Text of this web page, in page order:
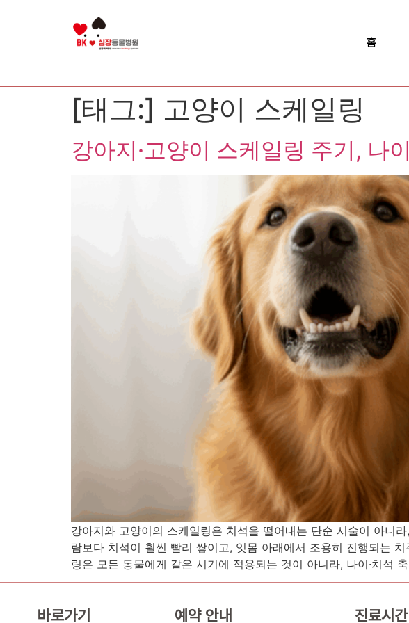
홈
[태그:] 고양이 스케일링
강아지·고양이 스케일링 주기, 나
강아지와 고양이의 스케일링은 치석을 떨어내는 단순 시술이 아니
람보다 치석이 훨씬 빨리 쌓이고, 잇몸 아래에서 조용히 진행되는
링은 모든 동물에게 같은 시기에 적용되는 것이 아니라, 나이·치석
바로가기 예약 안내 진료시간